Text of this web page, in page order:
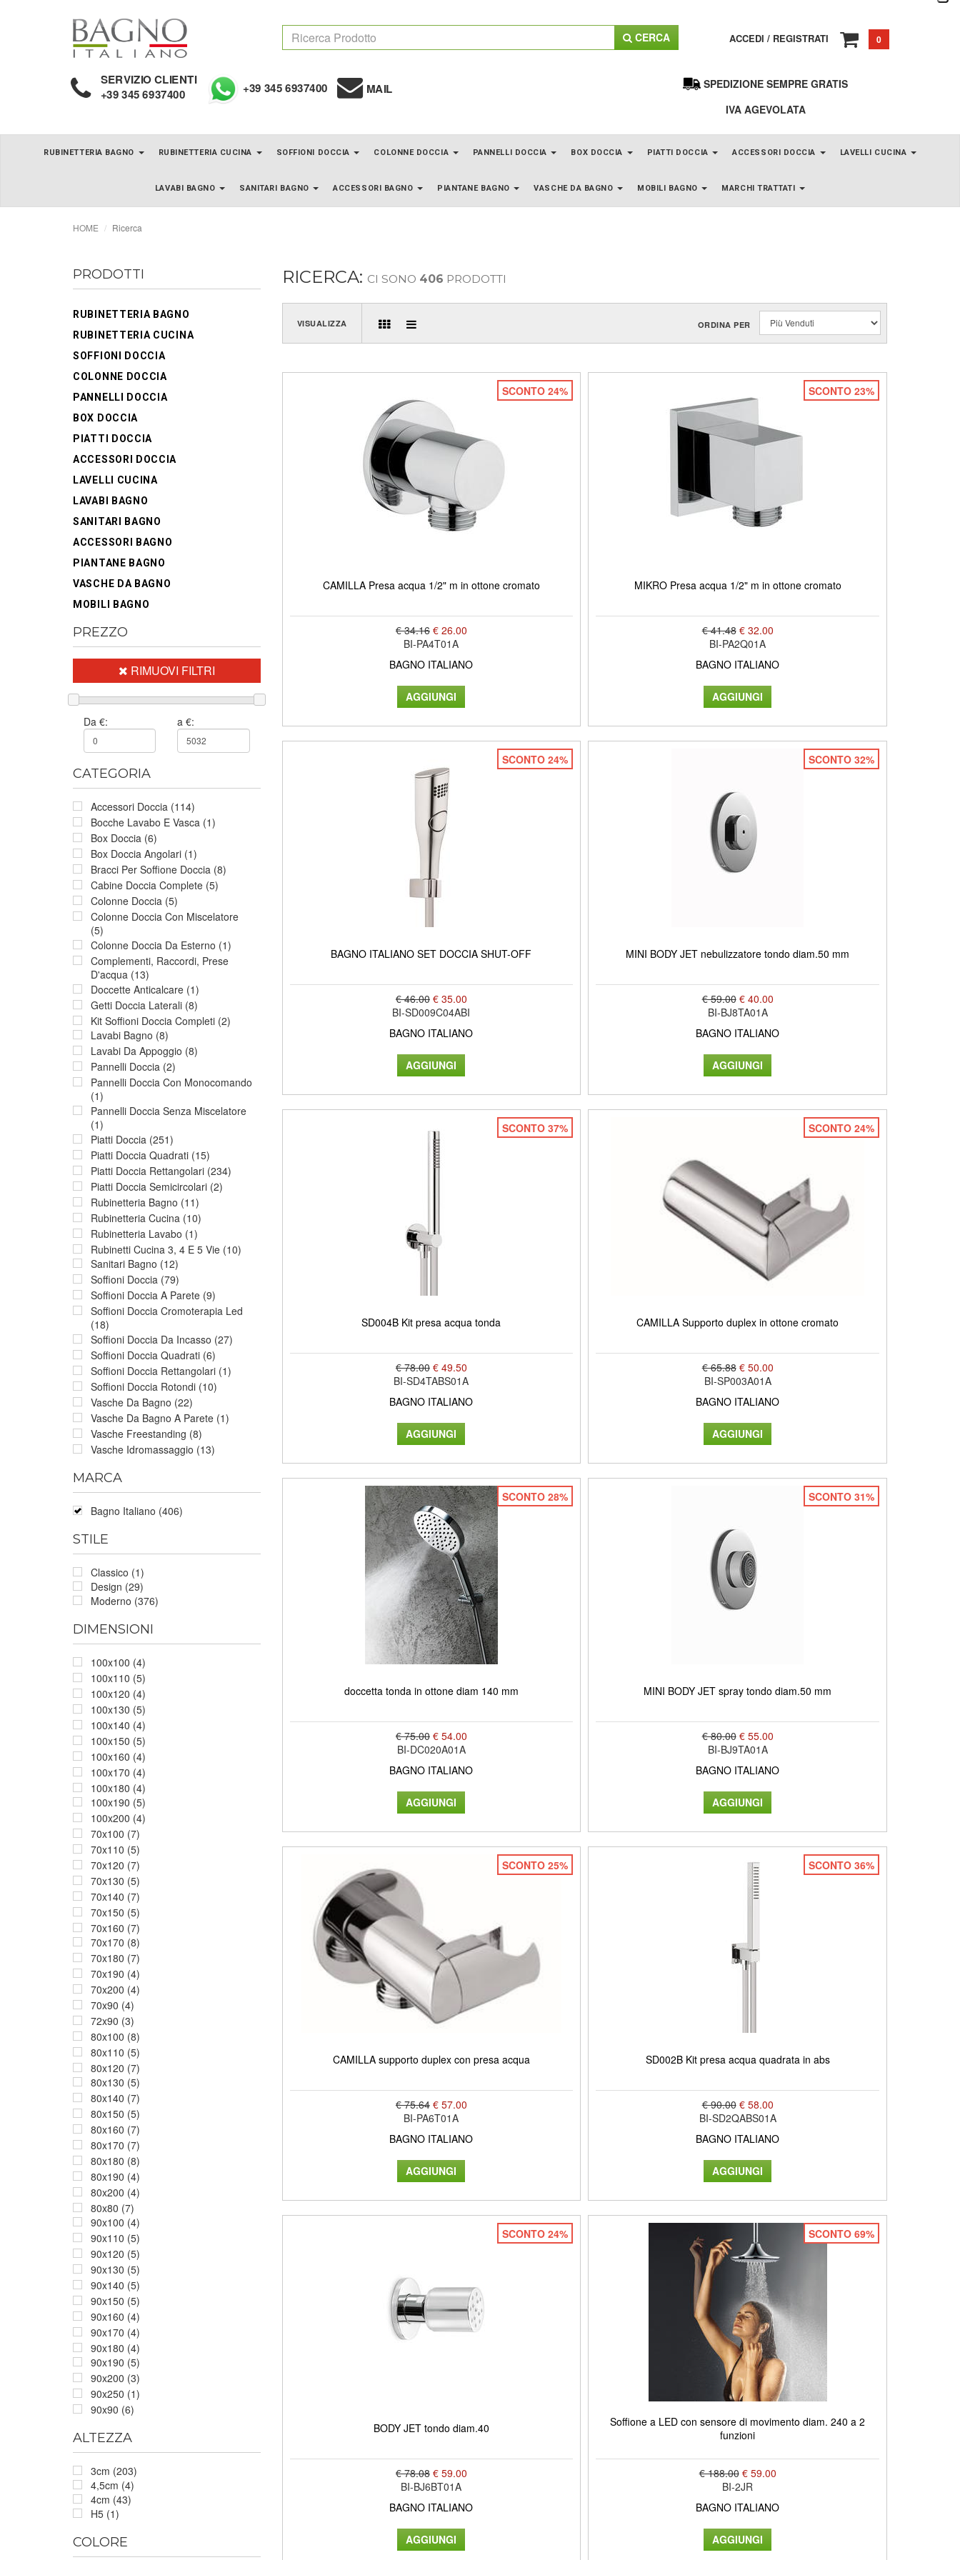
CERCA ACCEDI / REGISTRATI 0
SERVIZIO CLIENTI
+39 345 6937400 +39 345 6937400 MAIL
SPEDIZIONE SEMPRE GRATIS
IVA AGEVOLATA
RUBINETTERIA BAGNO RUBINETTERIA CUCINA SOFFIONI DOCCIA COLONNE DOCCIA PANNELLI DOCCIA BOX DOCCIA PIATTI DOCCIA ACCESSORI DOCCIA LAVELLI CUCINA
LAVABI BAGNO SANITARI BAGNO ACCESSORI BAGNO PIANTANE BAGNO VASCHE DA BAGNO MOBILI BAGNO MARCHI TRATTATI
HOME Ricerca
PRODOTTI
RUBINETTERIA BAGNO
RUBINETTERIA CUCINA
SOFFIONI DOCCIA
COLONNE DOCCIA
PANNELLI DOCCIA
BOX DOCCIA
PIATTI DOCCIA
ACCESSORI DOCCIA
LAVELLI CUCINA
LAVABI BAGNO
SANITARI BAGNO
ACCESSORI BAGNO
PIANTANE BAGNO
VASCHE DA BAGNO
MOBILI BAGNO
PREZZO
RIMUOVI FILTRI
Da €: a €:
CATEGORIA
Accessori Doccia (114)
Bocche Lavabo E Vasca (1)
Box Doccia (6)
Box Doccia Angolari (1)
Bracci Per Soffione Doccia (8)
Cabine Doccia Complete (5)
Colonne Doccia (5)
Colonne Doccia Con Miscelatore
(5)
Colonne Doccia Da Esterno (1)
Complementi, Raccordi, Prese
D'acqua (13)
Doccette Anticalcare (1)
Getti Doccia Laterali (8)
Kit Soffioni Doccia Completi (2)
Lavabi Bagno (8)
Lavabi Da Appoggio (8)
Pannelli Doccia (2)
Pannelli Doccia Con Monocomando
(1)
Pannelli Doccia Senza Miscelatore
(1)
Piatti Doccia (251)
Piatti Doccia Quadrati (15)
Piatti Doccia Rettangolari (234)
Piatti Doccia Semicircolari (2)
Rubinetteria Bagno (11)
Rubinetteria Cucina (10)
Rubinetteria Lavabo (1)
Rubinetti Cucina 3, 4 E 5 Vie (10)
Sanitari Bagno (12)
Soffioni Doccia (79)
Soffioni Doccia A Parete (9)
Soffioni Doccia Cromoterapia Led
(18)
Soffioni Doccia Da Incasso (27)
Soffioni Doccia Quadrati (6)
Soffioni Doccia Rettangolari (1)
Soffioni Doccia Rotondi (10)
Vasche Da Bagno (22)
Vasche Da Bagno A Parete (1)
Vasche Freestanding (8)
Vasche Idromassaggio (13)
MARCA
Bagno Italiano (406)
STILE
Classico (1)
Design (29)
Moderno (376)
DIMENSIONI
100x100 (4)
100x110 (5)
100x120 (4)
100x130 (5)
100x140 (4)
100x150 (5)
100x160 (4)
100x170 (4)
100x180 (4)
100x190 (5)
100x200 (4)
70x100 (7)
70x110 (5)
70x120 (7)
70x130 (5)
70x140 (7)
70x150 (5)
70x160 (7)
70x170 (8)
70x180 (7)
70x190 (4)
70x200 (4)
70x90 (4)
72x90 (3)
80x100 (8)
80x110 (5)
80x120 (7)
80x130 (5)
80x140 (7)
80x150 (5)
80x160 (7)
80x170 (7)
80x180 (8)
80x190 (4)
80x200 (4)
80x80 (7)
90x100 (4)
90x110 (5)
90x120 (5)
90x130 (5)
90x140 (5)
90x150 (5)
90x160 (4)
90x170 (4)
90x180 (4)
90x190 (5)
90x200 (3)
90x250 (1)
90x90 (6)
ALTEZZA
3cm (203)
4,5cm (4)
4cm (43)
H5 (1)
COLORE
RICERCA: CI SONO 406 PRODOTTI
VISUALIZZA ORDINA PER
SCONTO 24%
CAMILLA Presa acqua 1/2" m in ottone cromato
€ 34.16 € 26.00
BI-PA4T01A
BAGNO ITALIANO
SCONTO 23%
MIKRO Presa acqua 1/2" m in ottone cromato
€ 41.48 € 32.00
BI-PA2Q01A
BAGNO ITALIANO
SCONTO 24%
BAGNO ITALIANO SET DOCCIA SHUT-OFF
€ 46.00 € 35.00
BI-SD009C04ABI
BAGNO ITALIANO
SCONTO 32%
MINI BODY JET nebulizzatore tondo diam.50 mm
€ 59.00 € 40.00
BI-BJ8TA01A
BAGNO ITALIANO
SCONTO 37%
SD004B Kit presa acqua tonda
€ 78.00 € 49.50
BI-SD4TABS01A
BAGNO ITALIANO
SCONTO 24%
CAMILLA Supporto duplex in ottone cromato
€ 65.88 € 50.00
BI-SP003A01A
BAGNO ITALIANO
SCONTO 28%
doccetta tonda in ottone diam 140 mm
€ 75.00 € 54.00
BI-DC020A01A
BAGNO ITALIANO
SCONTO 31%
MINI BODY JET spray tondo diam.50 mm
€ 80.00 € 55.00
BI-BJ9TA01A
BAGNO ITALIANO
SCONTO 25%
CAMILLA supporto duplex con presa acqua
€ 75.64 € 57.00
BI-PA6T01A
BAGNO ITALIANO
SCONTO 36%
SD002B Kit presa acqua quadrata in abs
€ 90.00 € 58.00
BI-SD2QABS01A
BAGNO ITALIANO
SCONTO 24%
BODY JET tondo diam.40
€ 78.08 € 59.00
BI-BJ6BT01A
BAGNO ITALIANO
SCONTO 69%
Soffione a LED con sensore di movimento diam. 240 a 2
funzioni
€ 188.00 € 59.00
BI-2JR
BAGNO ITALIANO